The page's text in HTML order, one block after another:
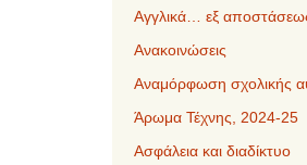
Αγγλικά… εξ
Ανακοινώσεις
Αναμόρφωση σχολικής
Άρωμα Τέχνης, 2024-25
Ασφάλεια και διαδίκτυο